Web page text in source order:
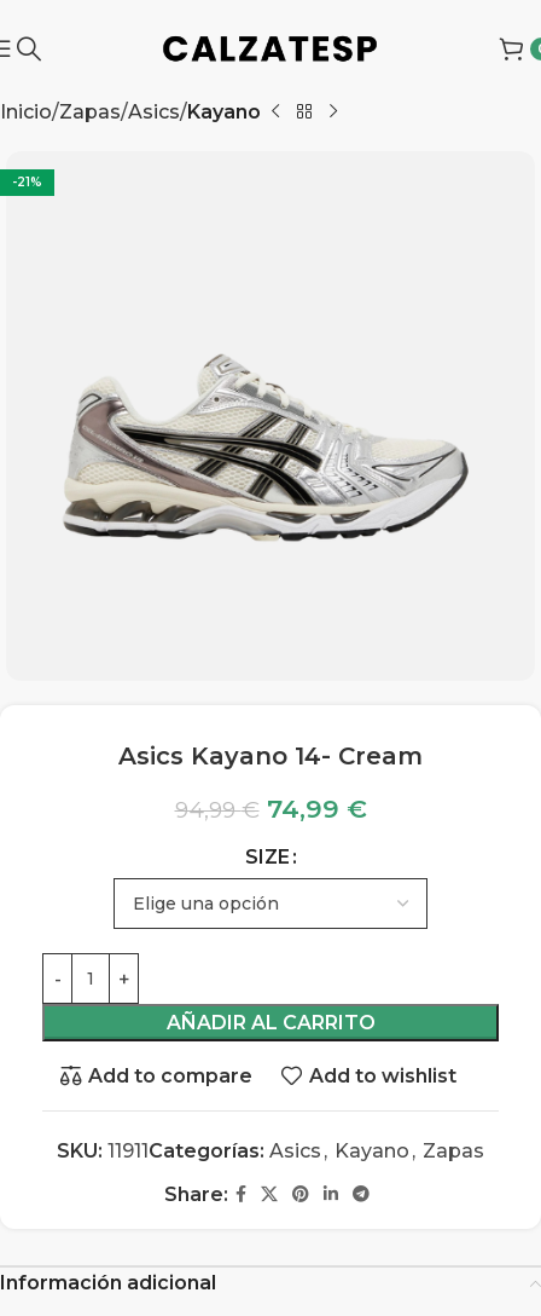
Inicio Zapas Asics Kayano
-21%
Asics Kayano 14- Cream
94,99€ 74,99 €
SIZE
AÑADIR AL CARRITO
Add to compare Add to wishlist
SKU: 11911Categorías: Asics , Kayano , Zapas
Share:
Información adicional